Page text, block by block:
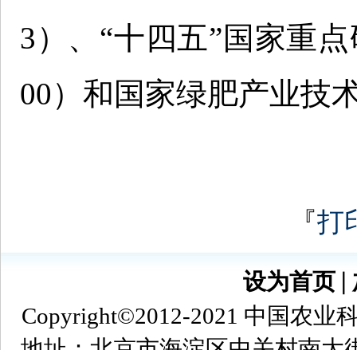
3）、“十四五”国家重
00）和国家绿肥产业技
『打
设为首页
Copyright©2012-2021 中国农业